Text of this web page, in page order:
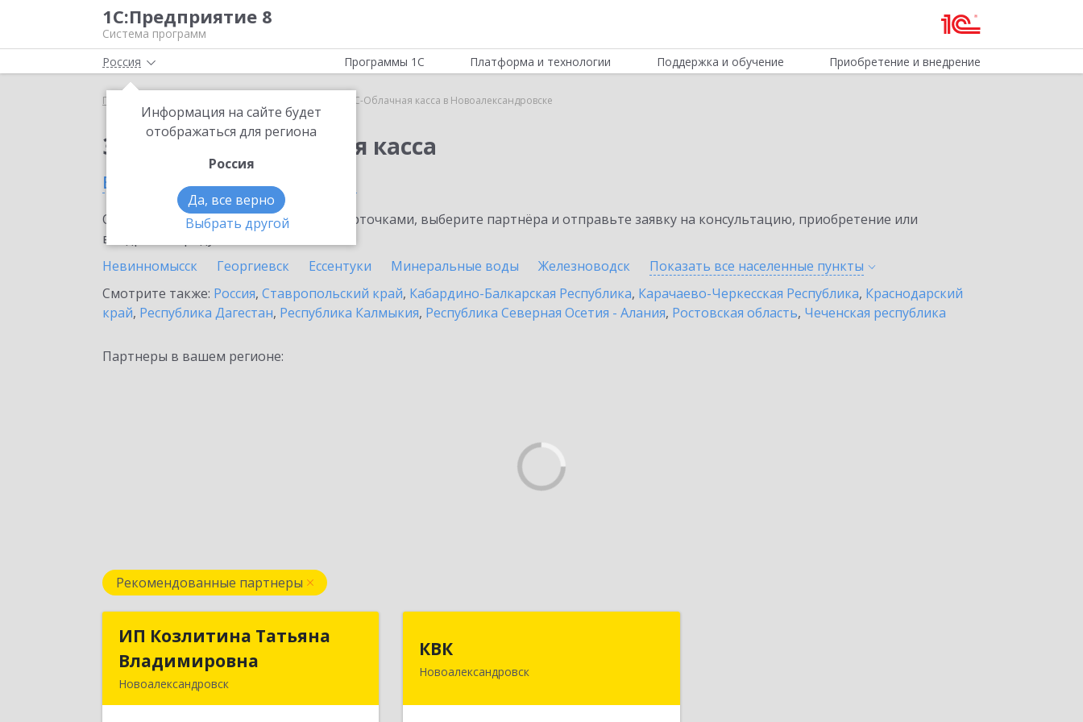
1С:Предприятие 8
Система программ
Россия
Информация на сайте будет
отображаться для региона
Россия
Да, все верно
Выбрать другой
Программы 1С Платформа и технологии Поддержка и обучение Приобретение и внедрение
Главная 1С-Облачная касса в Новоалександровске
Заказать 1С-Облачная касса
в Новоалександровске
Ознакомьтесь с информационными карточками, выберите партнёра и отправьте заявку на консультацию, приобретение или
внедрение продукта.
Невинномысск
Георгиевск Ессентуки Минеральные воды Железноводск Показать все населенные пункты
Смотрите также: Россия, Ставропольский край, Кабардино-Балкарская Республика, Карачаево-Черкесская Республика, Краснодарский
край, Республика Дагестан, Республика Калмыкия, Республика Северная Осетия - Алания, Ростовская область, Чеченская республика
Партнеры в вашем регионе:
Рекомендованные партнеры
ИП Козлитина Татьяна
Владимировна
Новоалександровск
ИП Козлитина Татьяна
Владимировна
КВК
Новоалександровск
356000, Ставропольский край,